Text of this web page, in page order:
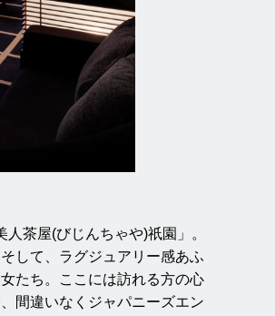
茶屋(びじんちゃや)祇園」。
して、ラグジュアリー感あふ
たち。ここには訪れる方の心
間違いなくジャパニーズエン